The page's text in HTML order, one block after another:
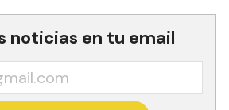
noticias en tu email